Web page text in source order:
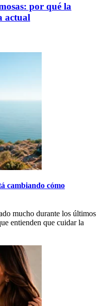
por qué la
actual
cambiando cómo
mucho durante los últimos
entienden que cuidar la